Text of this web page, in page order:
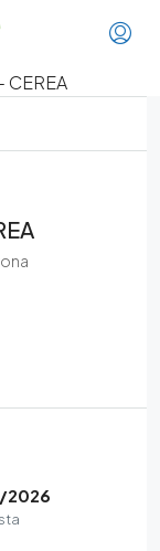
2026